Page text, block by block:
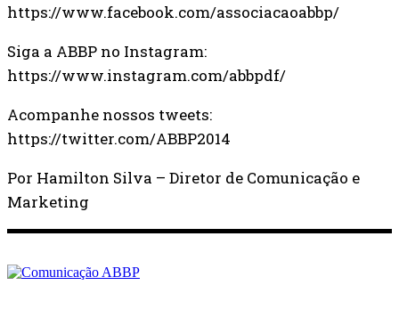
https://www.facebook.com/associacaoabbp/
Siga a ABBP no Instagram:
https://www.instagram.com/abbpdf/
Acompanhe nossos tweets:
https://twitter.com/ABBP2014
Por Hamilton Silva – Diretor de Comunicação e
Marketing